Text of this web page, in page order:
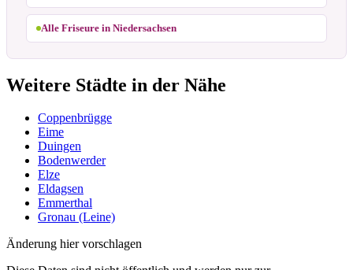
Alle Friseure in Niedersachsen
Weitere Städte in der Nähe
Coppenbrügge
Eime
Duingen
Bodenwerder
Elze
Eldagsen
Emmerthal
Gronau (Leine)
Änderung hier vorschlagen